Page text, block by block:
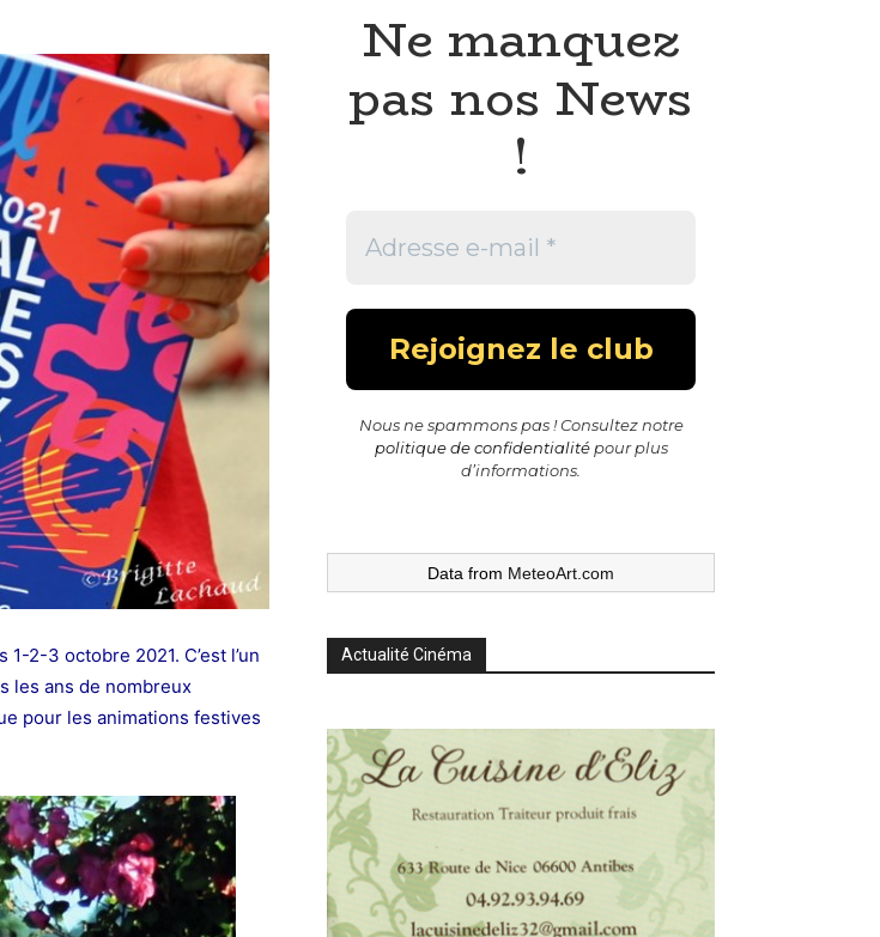
1-2-3 octobre 2021. C’est l’un
les ans de nombreux
pour les animations festives
Ne manquez
pas nos News
!
Nous ne spammons pas ! Consultez notre
politique de confidentialitépour plus
d’informations.
Data from MeteoArt.com
Actualité Cinéma